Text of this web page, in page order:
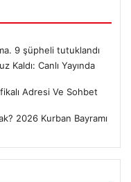
9 şüpheli tutuklandı
Kaldı: Canlı Yayında
Adresi Ve Sohbet
2026 Kurban Bayramı